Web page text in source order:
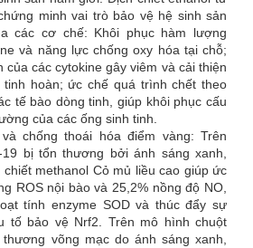
minh vai trò bảo vệ hệ sinh sản
các cơ chế: Khôi phục hàm lượng
và năng lực chống oxy hóa tại chỗ;
của các cytokine gây viêm và cải thiện
hoàn; ức chế quá trình chết theo
tế bào dòng tinh, giúp khôi phục cấu
của các ống sinh tinh.
chống thoái hóa điểm vàng: Trên
19 bị tổn thương bởi ánh sáng xanh,
methanol Cỏ mủ liều cao giúp ức
ROS nội bào và 25,2% nồng độ NO,
tính enzyme SOD và thúc đẩy sự
tố bảo vệ Nrf2. Trên mô hình chuột
võng mạc do ánh sáng xanh,